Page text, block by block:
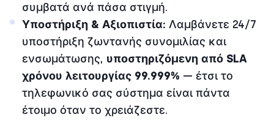
συμβατά ανά πάσα στιγμή.
Υποστήριξη & Αξιοπιστία: Λαμβάνετε 24/7
υποστήριξη ζωντανής συνομιλίας και
ενσωμάτωσης, υποστηριζόμενη από SLA
χρόνου λειτουργίας 99.999% — έτσι το
τηλεφωνικό σας σύστημα είναι πάντα
έτοιμο όταν το χρειάζεστε.